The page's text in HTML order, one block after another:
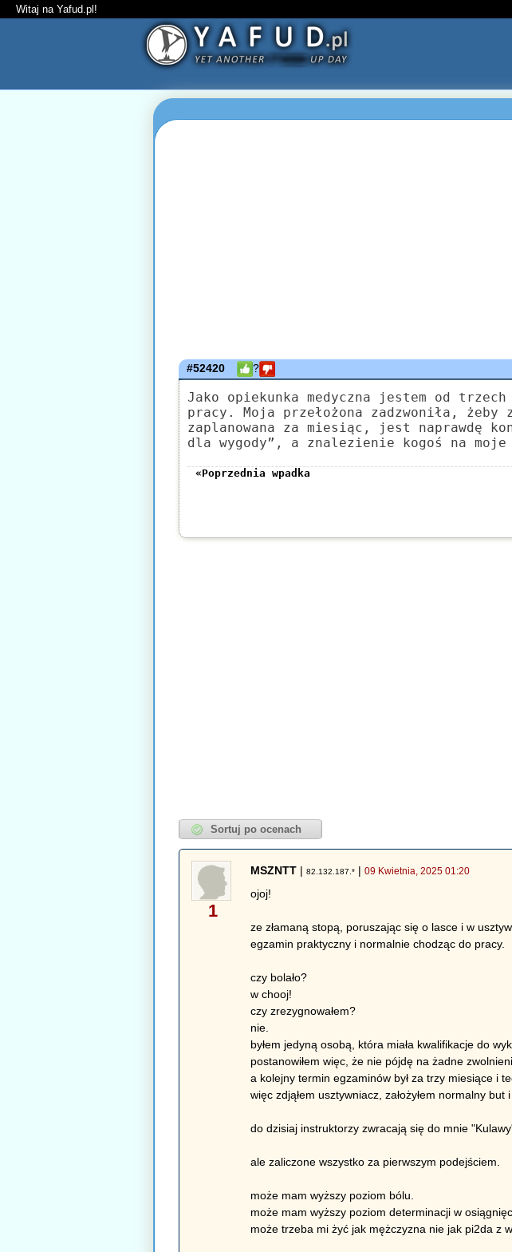
Witaj na Yafud.pl!
#52420 ?
Jako opiekunka medyczna jestem od
pracy. Moja przełożona zadzwoniła,
zaplanowana za miesiąc, jest naprawdę
dla wygody”, a znalezienie kogoś na
«Poprzednia wpadka
1
MSZNTT |82.132.187.* |09 Kwietnia, 2025 01:20
ojoj!
ze złamaną stopą, poruszając się o lasce i w
egzamin praktyczny i normalnie chodząc do pracy.
czy bolało?
w chooj!
czy zrezygnowałem?
nie.
byłem jedyną osobą, która miała kwalifikacje do
postanowiłem więc, że nie pójdę na żadne
a kolejny termin egzaminów był za trzy miesiące i
więc zdjąłem usztywniacz, założyłem normalny but
do dzisiaj instruktorzy zwracają się do mnie
ale zaliczone wszystko za pierwszym podejściem.
może mam wyższy poziom bólu.
może mam wyższy poziom determinacji w
może trzeba mi żyć jak mężczyzna nie jak pi2da z